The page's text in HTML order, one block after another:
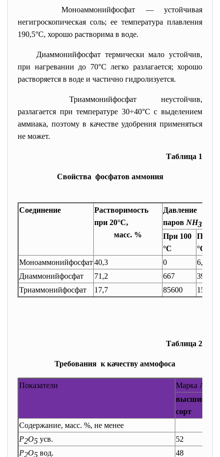
Моноаммонийфосфат — устойчивая
негигроскопическая соль; ее температура плавления
190,5°С, хорошо растворима в воде.
Диаммонийфосфат термически мало устойчив,
при нагревании до 70°С легко разлагается; хорошо
растворяется в воде и частично гидролизуется.
Триаммонийфосфат неустойчив,
разлагается при температуре 30÷40°С с выделением
аммиака, поэтому в качестве удобрения применяться
не может.
Таблица 1
Свойства фосфатов аммония
Соединение
Растворимость
при 20°С,
масс. %
Давление
паров NH3, Па
При 100
°С
При
°С
Моноаммонийфосфат40,3 0
6,67
Диаммонийфосфат
71,2 667
3990
Триаммонийфосфат
17,7 85600 157000
Таблица 2
Требования к качеству аммофоса
Показатели
Марка А
высший
сорт
Содержание, масс. %, не менее
Р2О5 усв. 52
Р2О5 вод. 48